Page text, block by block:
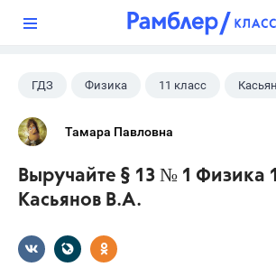
ГДЗ Физика 11 класс
Тамара Павловна
Выручайте § 13 № 1 Физика
Касьянов В.А.